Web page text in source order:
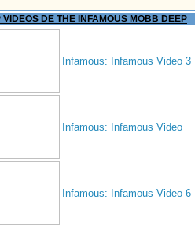
VIDEOS DE THE INFAMOUS MOBB DEEP
Infamous: Infamous Video 3
Infamous: Infamous Video
Infamous: Infamous Video 6